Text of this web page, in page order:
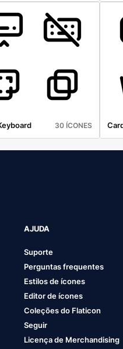
30 ÍCONES
AJUDA
Suporte
Perguntas frequentes
Estilos de ícones
Editor de ícones
Coleções do Flaticon
Seguir
Licença de Merchandising